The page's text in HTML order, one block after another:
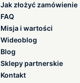
Jak złożyć zamówienie
FAQ
Misja i wartości
Wideoblog
Blog
Sklepy partnerskie
Kontakt